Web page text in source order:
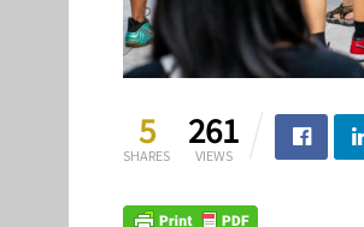
5
SHARES
261
VIEWS